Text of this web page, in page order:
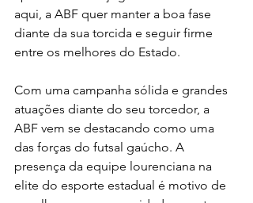
aqui, a ABF quer manter a boa fase
diante da sua torcida e seguir firme
entre os melhores do Estado.
Com uma campanha sólida e grandes
atuações diante do seu torcedor, a
ABF vem se destacando como uma
das forças do futsal gaúcho. A
presença da equipe lourenciana na
elite do esporte estadual é motivo de